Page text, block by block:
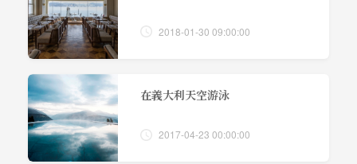
2018-01-30 09:00:00
在義大利天空游泳
2017-04-23 00:00:00